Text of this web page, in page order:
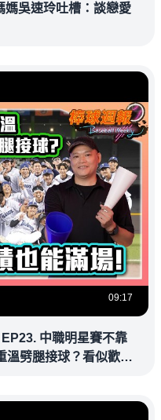
吳速玲吐槽：談戀愛
09:17
中職明星賽不靠
溫劈腿接球？看似歡樂